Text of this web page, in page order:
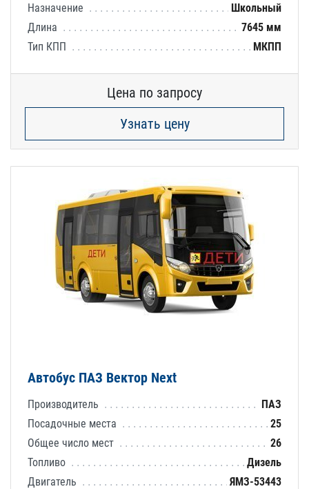
Назначение
Школьный
Длина
7645 мм
Тип КПП
МКПП
Цена по запросу
Узнать цену
Автобус ПАЗ Вектор Next
Производитель
ПАЗ
Посадочные места
25
Общее число мест
26
Топливо
Дизель
Двигатель
ЯМЗ-53443